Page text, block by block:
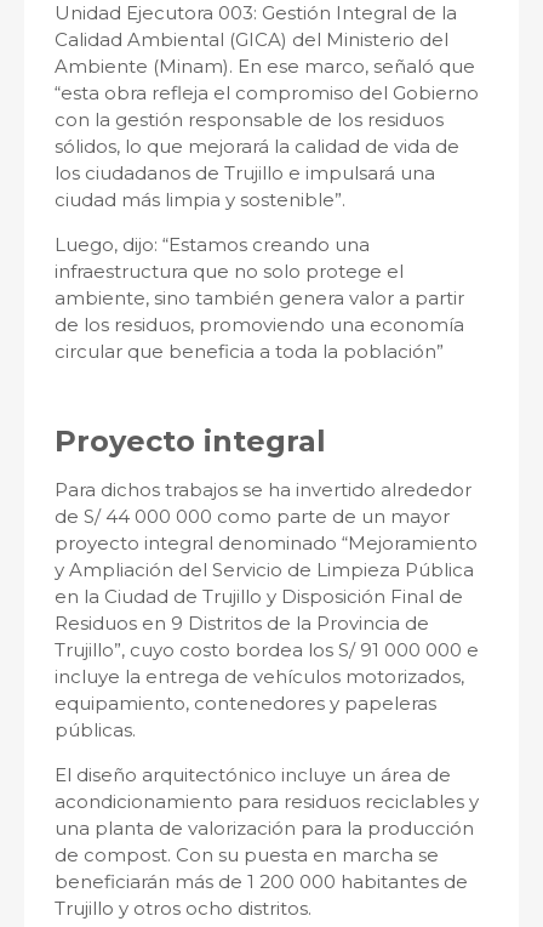
Unidad Ejecutora 003: Gestión Integral de la
Calidad Ambiental (GICA) del Ministerio del
Ambiente (Minam). En ese marco, señaló que
“esta obra refleja el compromiso del Gobierno
con la gestión responsable de los residuos
sólidos, lo que mejorará la calidad de vida de
los ciudadanos de Trujillo e impulsará una
ciudad más limpia y sostenible”.
Luego, dijo: “Estamos creando una
infraestructura que no solo protege el
ambiente, sino también genera valor a partir
de los residuos, promoviendo una economía
circular que beneficia a toda la población”
Proyecto integral
Para dichos trabajos se ha invertido alrededor
de S/ 44 000 000 como parte de un mayor
proyecto integral denominado “Mejoramiento
y Ampliación del Servicio de Limpieza Pública
en la Ciudad de Trujillo y Disposición Final de
Residuos en 9 Distritos de la Provincia de
Trujillo”, cuyo costo bordea los S/ 91 000 000 e
incluye la entrega de vehículos motorizados,
equipamiento, contenedores y papeleras
públicas.
El diseño arquitectónico incluye un área de
acondicionamiento para residuos reciclables y
una planta de valorización para la producción
de compost. Con su puesta en marcha se
beneficiarán más de 1 200 000 habitantes de
Trujillo y otros ocho distritos.